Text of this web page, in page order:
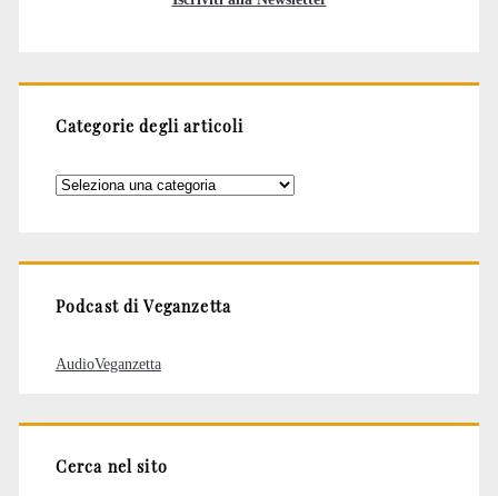
Categorie degli articoli
Categorie
Podcast di Veganzetta
AudioVeganzetta
Cerca nel sito